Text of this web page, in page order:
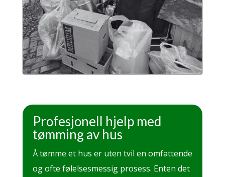
Profesjonell hjelp med
tømming av hus
Å tømme et hus er uten tvil en omfattende
og ofte følelsesmessig prosess. Enten det